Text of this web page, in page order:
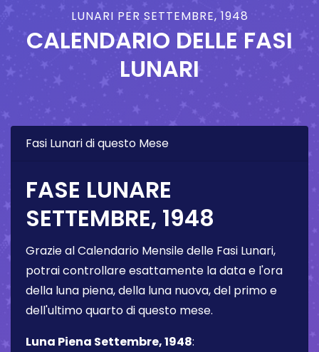
LUNARI PER SETTEMBRE, 1948
CALENDARIO DELLE FASI
LUNARI
Fasi Lunari di questo Mese
FASE LUNARE
SETTEMBRE, 1948
Grazie al Calendario Mensile delle Fasi Lunari,
potrai controllare esattamente la data e l'ora
della luna piena, della luna nuova, del primo e
dell'ultimo quarto di questo mese.
Luna Piena Settembre, 1948: